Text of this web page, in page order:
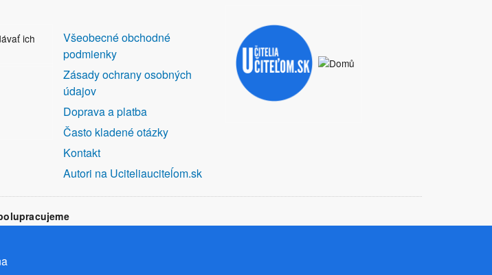
ich
DALŠÍ
ODKAZY
Všeobecné obchodné
podmienky
Zásady ochrany osobných
údajov
Doprava a platba
Často kladené otázky
Kontakt
Autori na Uciteliauciteĺom.sk